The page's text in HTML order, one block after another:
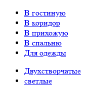
В гостиную
В коридор
В прихожую
В спальню
Для одежды
Двухстворчатые
светлые